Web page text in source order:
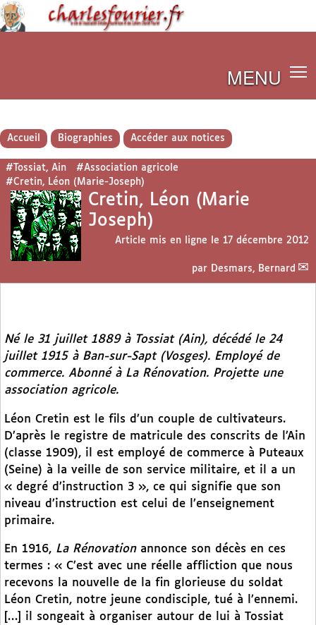
MENU
Accueil Biographies Accéder aux notices
#Tossiat, Ain
#Association agricole
#Cretin, Léon (Marie-Joseph)
Cretin, Léon (Marie
Joseph)
Article mis en ligne le 17 décembre 2012
par Desmars, Bernard
Né le 31 juillet 1889 à Tossiat (Ain), décédé le 24
juillet 1915 à Ban-sur-Sapt (Vosges). Employé de
commerce. Abonné à La Rénovation. Projette une
association agricole.
Léon Cretin est le fils d’un couple de cultivateurs.
D’après le registre de matricule des conscrits de l’Ain
(classe 1909), il est employé de commerce à Puteaux
(Seine) à la veille de son service militaire, et il a un
« degré d’instruction 3 », ce qui signifie que son
niveau d’instruction est celui de l’enseignement
primaire.
En 1916, La Rénovation annonce son décès en ces
termes : « C’est avec une réelle affliction que nous
recevons la nouvelle de la fin glorieuse du soldat
Léon Cretin, notre jeune condisciple, tué à l’ennemi.
[…] il songeait à organiser autour de lui à Tossiat